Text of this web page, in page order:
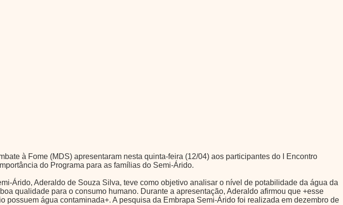
à Fome (MDS) apresentaram nesta quinta-feira (12/04) aos participantes do I Encontro
do Programa para as famílias do Semi-Árido.
Árido, Aderaldo de Souza Silva, teve como objetivo analisar o nível de potabilidade da água da
qualidade para o consumo humano. Durante a apresentação, Aderaldo afirmou que +esse
água contaminada+. A pesquisa da Embrapa Semi-Árido foi realizada em dezembro de